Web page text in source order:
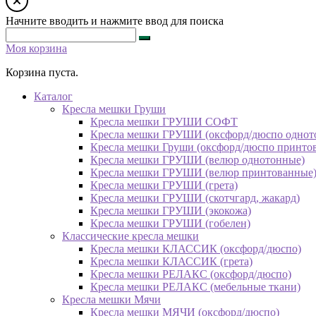
Начните вводить и нажмите ввод для поиска
Моя корзина
Корзина пуста.
Каталог
Кресла мешки Груши
Кресла мешки ГРУШИ СОФТ
Кресла мешки ГРУШИ (оксфорд/дюспо
Кресла мешки Груши (оксфорд/дюспо
Кресла мешки ГРУШИ (велюр однотонные)
Кресла мешки ГРУШИ (велюр принтованные)
Кресла мешки ГРУШИ (грета)
Кресла мешки ГРУШИ (скотчгард, жакард)
Кресла мешки ГРУШИ (экокожа)
Кресла мешки ГРУШИ (гобелен)
Классические кресла мешки
Кресла мешки КЛАССИК (оксфорд/дюспо)
Кресла мешки КЛАССИК (грета)
Креслa мешки РЕЛАКС (оксфорд/дюспо)
Креслa мешки РЕЛАКС (мебельные ткани)
Кресла мешки Мячи
Кресла мешки МЯЧИ (оксфорд/дюспо)